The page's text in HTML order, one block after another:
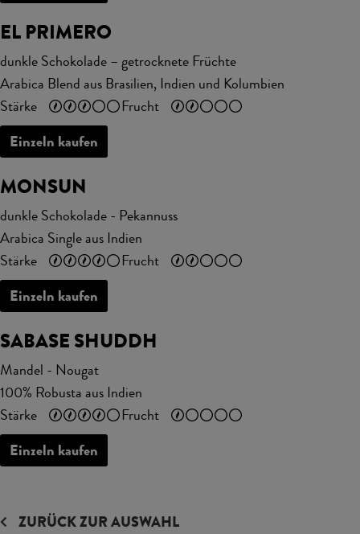
EL PRIMERO
dunkle Schokolade – getrocknete Früchte
Arabica Blend aus Brasilien, Indien und Kolumbien
Stärke
Frucht
Einzeln kaufen
MONSUN
dunkle Schokolade - Pekannuss
Arabica Single aus Indien
Stärke
Frucht
Einzeln kaufen
SABASE SHUDDH
Mandel - Nougat
100% Robusta aus Indien
Stärke
Frucht
Einzeln kaufen
ZURÜCK ZUR AUSWAHL